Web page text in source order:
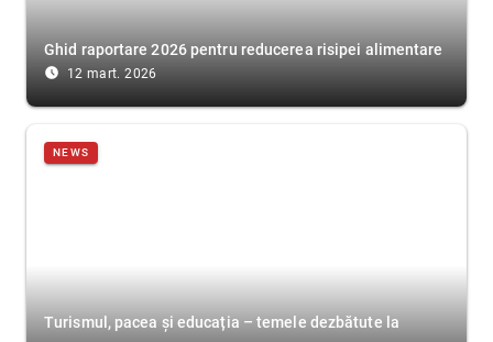
Ghid raportare 2026 pentru reducerea risipei alimentare
access_time_filled 12 mart. 2026
NEWS
Turismul, pacea și educația – temele dezbătute la